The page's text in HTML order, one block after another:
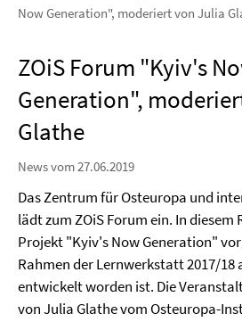
Now Generation", moderiert von Julia
ZOiS Forum "Kyiv's
Generation",
Glathe
News vom 27.06.2019
Das Zentrum für Osteuropa und
lädt zum ZOiS Forum ein. In diesem
Projekt "Kyiv's Now Generation"
Rahmen der Lernwerkstatt 2017/
entwickelt worden ist. Die
von Julia Glathe vom Osteuropa-